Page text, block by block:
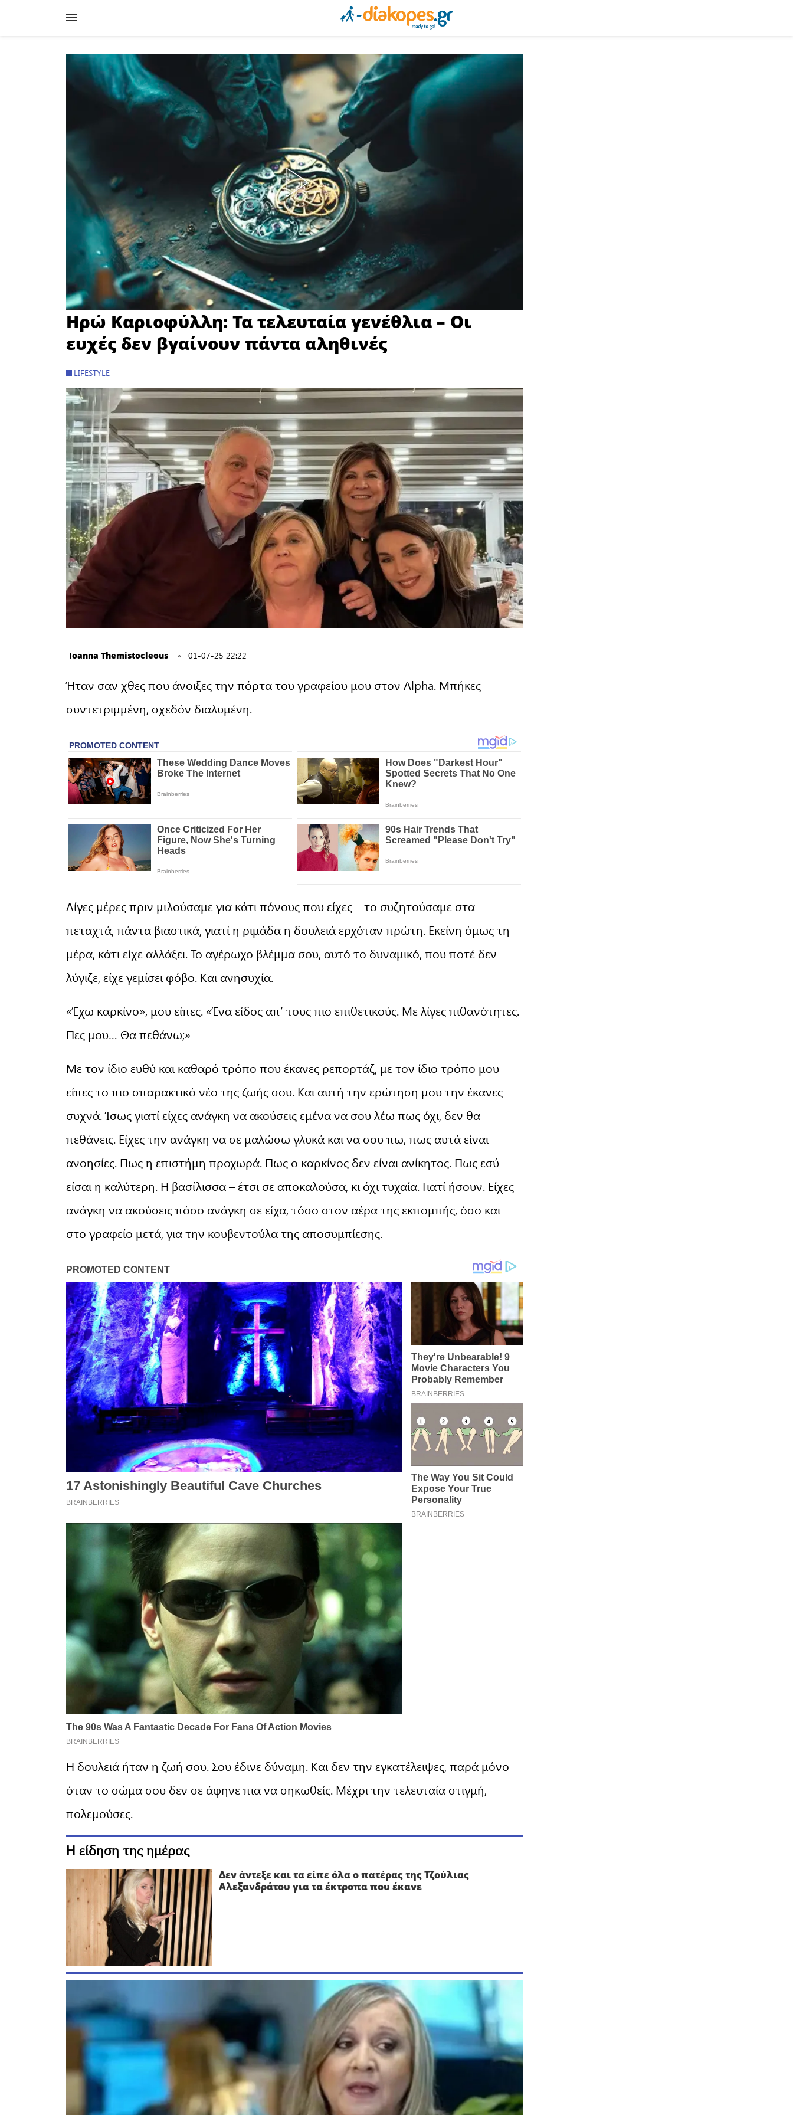
Ηρώ Καριοφύλλη: Τα τελευταία γενέθλια – Οι
ευχές δεν βγαίνουν πάντα αληθινές
LIFESTYLE
Ioanna Themistocleous 01-07-25 22:22
Ήταν σαν χθες που άνοιξες την πόρτα του γραφείου μου στον Alpha. Μπήκες
συντετριμμένη, σχεδόν διαλυμένη.
Λίγες μέρες πριν μιλούσαμε για κάτι πόνους που είχες – το συζητούσαμε στα
πεταχτά, πάντα βιαστικά, γιατί η ριμάδα η δουλειά ερχόταν πρώτη. Εκείνη όμως τη
μέρα, κάτι είχε αλλάξει. Το αγέρωχο βλέμμα σου, αυτό το δυναμικό, που ποτέ δεν
λύγιζε, είχε γεμίσει φόβο. Και ανησυχία.
«Έχω καρκίνο», μου είπες. «Ένα είδος απ’ τους πιο επιθετικούς. Με λίγες πιθανότητες.
Πες μου… Θα πεθάνω;»
Με τον ίδιο ευθύ και καθαρό τρόπο που έκανες ρεπορτάζ, με τον ίδιο τρόπο μου
είπες το πιο σπαρακτικό νέο της ζωής σου. Και αυτή την ερώτηση μου την έκανες
συχνά. Ίσως γιατί είχες ανάγκη να ακούσεις εμένα να σου λέω πως όχι, δεν θα
πεθάνεις. Είχες την ανάγκη να σε μαλώσω γλυκά και να σου πω, πως αυτά είναι
ανοησίες. Πως η επιστήμη προχωρά. Πως ο καρκίνος δεν είναι ανίκητος. Πως εσύ
είσαι η καλύτερη. Η βασίλισσα – έτσι σε αποκαλούσα, κι όχι τυχαία. Γιατί ήσουν. Είχες
ανάγκη να ακούσεις πόσο ανάγκη σε είχα, τόσο στον αέρα της εκπομπής, όσο και
στο γραφείο μετά, για την κουβεντούλα της αποσυμπίεσης.
Η δουλειά ήταν η ζωή σου. Σου έδινε δύναμη. Και δεν την εγκατέλειψες, παρά μόνο
όταν το σώμα σου δεν σε άφηνε πια να σηκωθείς. Μέχρι την τελευταία στιγμή,
πολεμούσες.
Η είδηση της ημέρας
Δεν άντεξε και τα είπε όλα ο πατέρας της Τζούλιας
Αλεξανδράτου για τα έκτροπα που έκανε